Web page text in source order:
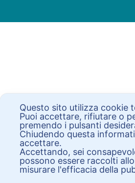
Veronica Maniezzo | Via Lavino
Questo sito utilizza cookie
Puoi accettare, rifiutare o
premendo i pulsanti
Chiudendo questa
accettare.
Accettando, sei
possono essere raccolti
misurare l'efficacia della